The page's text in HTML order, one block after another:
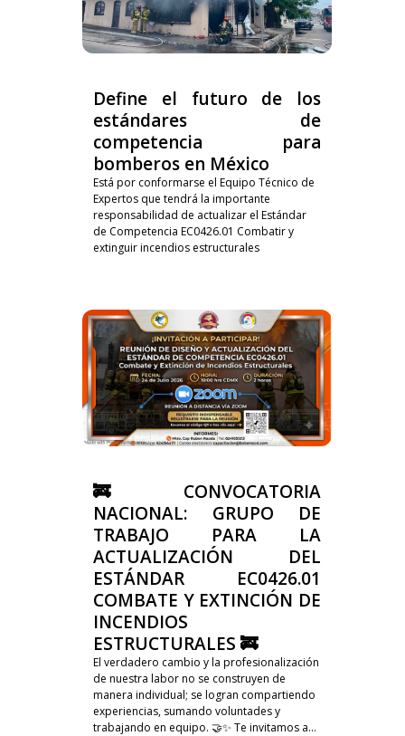
Define el futuro de los
estándares de
competencia para
bomberos en México
Está por conformarse el Equipo Técnico de
Expertos que tendrá la importante
responsabilidad de actualizar el Estándar
de Competencia EC0426.01 Combatir y
extinguir incendios estructurales
🚒 CONVOCATORIA
NACIONAL: GRUPO DE
TRABAJO PARA LA
ACTUALIZACIÓN DEL
ESTÁNDAR EC0426.01
COMBATE Y EXTINCIÓN DE
INCENDIOS
ESTRUCTURALES 🚒
El verdadero cambio y la profesionalización
de nuestra labor no se construyen de
manera individual; se logran compartiendo
experiencias, sumando voluntades y
trabajando en equipo. 🤝✨ Te invitamos a...